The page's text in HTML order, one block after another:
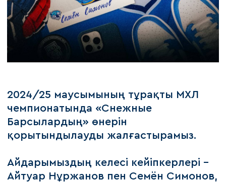
2024/25 маусымының тұрақты МХЛ
чемпионатында «Снежные
Барсылардың» өнерін
қорытындылауды жалғастырамыз.
Айдарымыздың келесі кейіпкерлері -
Айтуар Нұржанов пен Семён Симонов,